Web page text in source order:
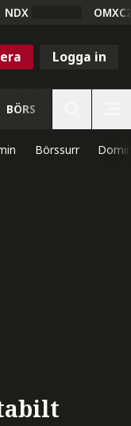
NDX
Logga in
BÖRS
Börssurr